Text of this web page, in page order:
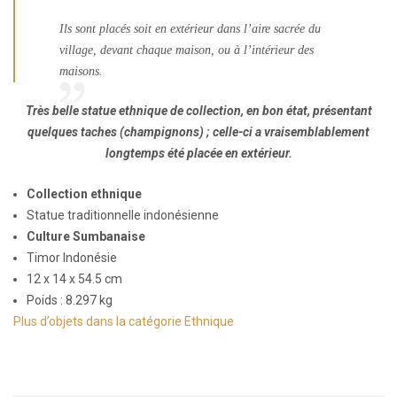
Ils sont placés soit en extérieur dans l’aire sacrée du
village, devant chaque maison, ou à l’intérieur des
maisons.
Très belle statue ethnique de collection, en bon état, présentant
quelques taches (champignons) ; celle-ci a vraisemblablement
longtemps été placée en extérieur.
Collection ethnique
Statue traditionnelle indonésienne
Culture Sumbanaise
Timor Indonésie
12 x 14 x 54.5 cm
Poids : 8.297 kg
Plus d’objets dans la catégorie Ethnique